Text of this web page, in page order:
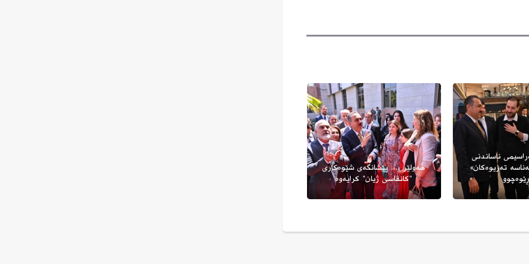
هەولێر .. مەراسیمی ناساندنی
پەرتوکی «هەناسە تەزیوەکان»
بەڕێوەچوو
پێشوازی لە
کۆریای
دەکات